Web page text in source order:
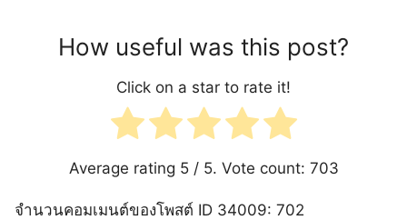
How useful was this post?
Click on a star to rate it!
Average rating 5/ 5. Vote count: 703
จำนวนคอมเมนต์ของโพสต์ ID 34009: 702